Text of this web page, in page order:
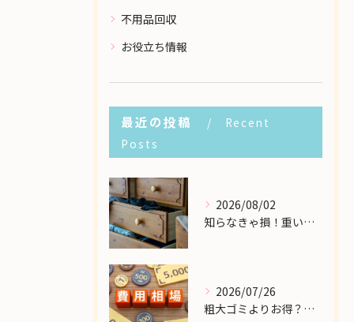
不用品回収
お役立ち情報
最近の投稿
Recent
Posts
2026/08/02
知らなきゃ損！重い大型家具の配送費用を格安に抑える裏ワザ
2026/07/26
粗大ゴミよりお得？大型家具の処分業者にかかる費用相場を解説